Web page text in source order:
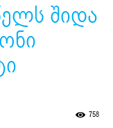
შიდა
758